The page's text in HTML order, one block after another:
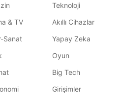
& TV
Sanat
Teknoloji
Akıllı Cihazlar
Yapay Zeka
Oyun
Big Tech
Girişimler